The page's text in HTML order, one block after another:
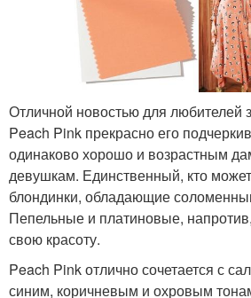
Отличной новостью для любителей
Peach Pink прекрасно его
одинаково хорошо и возрастным
девушкам. Единственный, кто
блондинки, обладающие
Пепельные и платиновые,
свою красоту.
Peach Pink отлично сочетается с
синим, коричневым и охровым